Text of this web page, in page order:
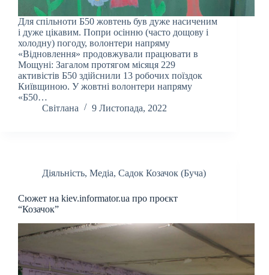
Для спільноти Б50 жовтень був дуже насиченим
і дуже цікавим. Попри осінню (часто дощову і
холодну) погоду, волонтери напряму
«Відновлення» продовжували працювати в
Мощуні: Загалом протягом місяця 229
активістів Б50 здійснили 13 робочих поїздок
Київщиною. У жовтні волонтери напряму
«Б50…
Світлана
9 Листопада, 2022
Діяльність, Медіа, Садок Козачок (Буча)
Сюжет на kiev.informator.ua про проєкт
“Козачок”